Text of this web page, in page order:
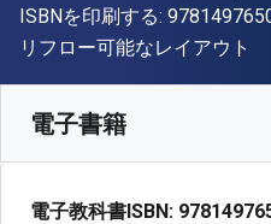
ISBNを印刷する:
形式
リフロー可能なレイアウト
電子書籍
電子教科書ISBN: